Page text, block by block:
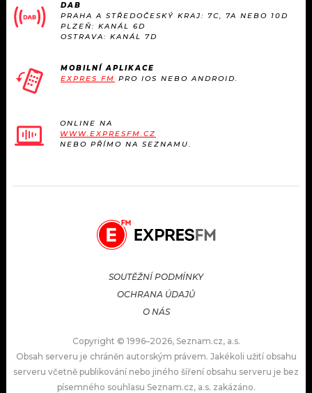
DAB
PRAHA A STŘEDOČESKÝ KRAJ: 7C, 7A NEBO 10D
PLZEŇ: KANÁL 6D
OSTRAVA: KANÁL 7D
MOBILNÍ APLIKACE
EXPRES FM PRO IOS NEBO ANDROID.
ONLINE NA
WWW.EXPRESFM.CZ
NEBO PŘÍMO NA SEZNAMU.
SOUTĚŽNÍ PODMÍNKY
OCHRANA ÚDAJŮ
O NÁS
Copyright © 1996–2026, Seznam.cz, a.s.
Obsah serveru je chráněn autorským právem. Jakékoli užití obsahu
serveru včetně publikování nebo jiného šíření obsahu serveru je bez
písemného souhlasu Seznam.cz, a.s. zakázáno.